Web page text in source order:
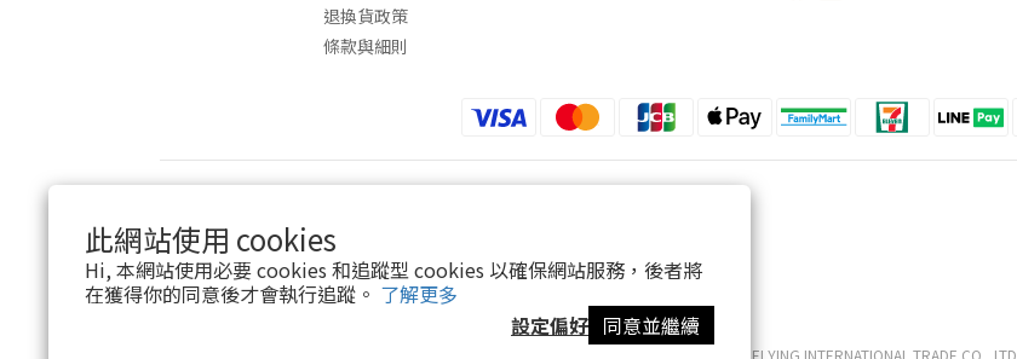
此網站使用 cookies
Hi, 本網站使用必要 cookies 和追蹤型 cookies 以確保網站服務，後者將
在獲得你的同意後才會執行追蹤。 了解更多
設定偏好 同意並繼續
退換貨政策
條款與細則